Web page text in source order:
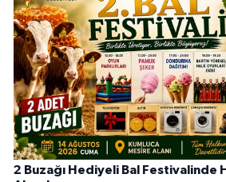
2 Buzağı Hediyeli Bal Festivalinde